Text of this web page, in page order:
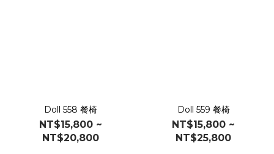
Doll 558 餐椅
NT$15,800 ~
NT$20,800
Doll 559 餐椅
NT$15,800 ~
NT$25,800